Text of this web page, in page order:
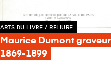
ARTS DU LIVRE / RELIURE
Maurice Dumont graveur
1869-1899